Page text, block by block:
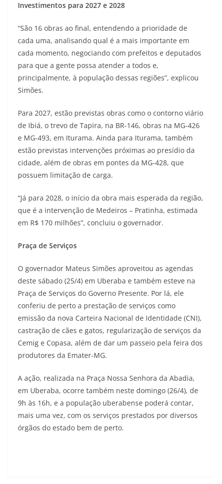
Investimentos para 2027 e 2028
“São 16 obras ao final, entendendo a prioridade de
cada uma, analisando qual é a mais importante em
cada momento, negociando com prefeitos e deputados
para que a gente possa atender a todos e,
principalmente, à população dessas regiões”, explicou
Simões.
Para 2027, estão previstas obras como o contorno viário
de Ibiá, o trevo de Tapira, na BR-146, obras na MG-426
e MG-493, em Iturama. Ainda para Iturama, também
estão previstas intervenções próximas ao presídio da
cidade, além de obras em pontes da MG-428, que
possuem limitação de carga.
“Já para 2028, o início da obra mais esperada da região,
que é a intervenção de Medeiros – Pratinha, estimada
em R$ 170 milhões”, concluiu o governador.
Praça de Serviços
O governador Mateus Simões aproveitou as agendas
deste sábado (25/4) em Uberaba e também esteve na
Praça de Serviços do Governo Presente. Por lá, ele
conferiu de perto a prestação de serviços como
emissão da nova Carteira Nacional de Identidade (CNI),
castração de cães e gatos, regularização de serviços da
Cemig e Copasa, além de dar um passeio pela feira dos
produtores da Emater-MG.
A ação, realizada na Praça Nossa Senhora da Abadia,
em Uberaba, ocorre também neste domingo (26/4), de
9h às 16h, e a população uberabense poderá contar,
mais uma vez, com os serviços prestados por diversos
órgãos do estado bem de perto.